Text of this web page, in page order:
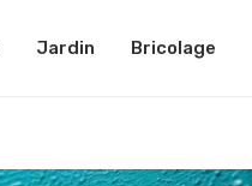
Jardin Bricolage